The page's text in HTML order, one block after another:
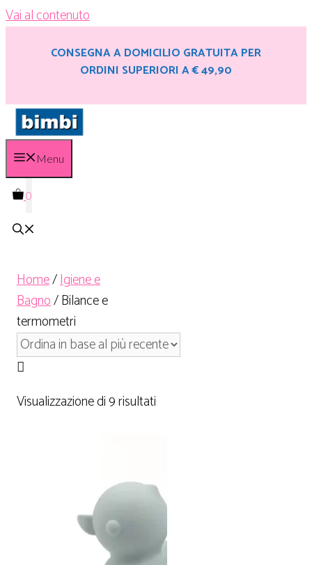
Vai al contenuto
CONSEGNA A DOMICILIO GRATUITA PER
ORDINI SUPERIORI A € 49,90
Menu
0
Home/Igiene e
Bagno/ Bilance e
termometri
Visualizzazione di 9 risultati